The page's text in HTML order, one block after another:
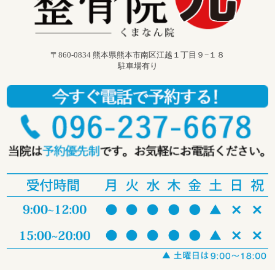
〒860-0834 熊本県熊本市南区江越１丁目９−１８
駐車場有り